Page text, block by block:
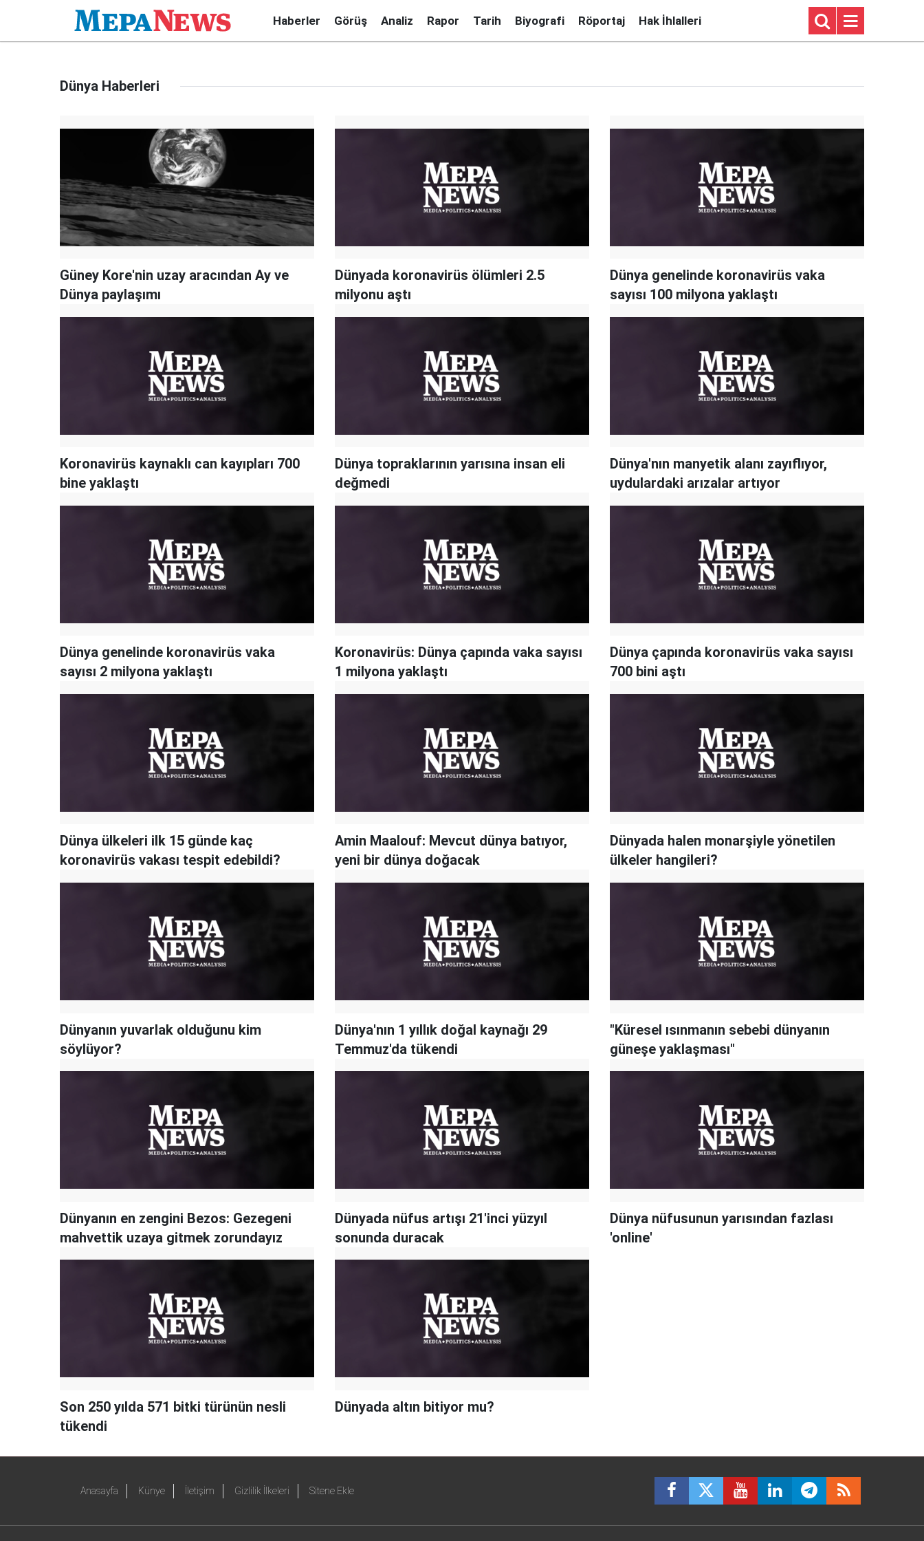
Haberler Görüş Analiz Rapor Tarih Biyografi Röportaj Hak İhlalleri
Dünya Haberleri
Güney Kore'nin uzay aracından Ay ve
Dünya paylaşımı
Dünyada koronavirüs ölümleri 2.5
milyonu aştı
Dünya genelinde koronavirüs vaka
sayısı 100 milyona yaklaştı
Koronavirüs kaynaklı can kayıpları 700
bine yaklaştı
Dünya topraklarının yarısına insan eli
değmedi
Dünya'nın manyetik alanı zayıflıyor,
uydulardaki arızalar artıyor
Dünya genelinde koronavirüs vaka
sayısı 2 milyona yaklaştı
Koronavirüs: Dünya çapında vaka sayısı
1 milyona yaklaştı
Dünya çapında koronavirüs vaka sayısı
700 bini aştı
Dünya ülkeleri ilk 15 günde kaç
koronavirüs vakası tespit edebildi?
Amin Maalouf: Mevcut dünya batıyor,
yeni bir dünya doğacak
Dünyada halen monarşiyle yönetilen
ülkeler hangileri?
Dünyanın yuvarlak olduğunu kim
söylüyor?
Dünya'nın 1 yıllık doğal kaynağı 29
Temmuz'da tükendi
"Küresel ısınmanın sebebi dünyanın
güneşe yaklaşması"
Dünyanın en zengini Bezos: Gezegeni
mahvettik uzaya gitmek zorundayız
Dünyada nüfus artışı 21'inci yüzyıl
sonunda duracak
Dünya nüfusunun yarısından fazlası
'online'
Son 250 yılda 571 bitki türünün nesli
tükendi
Dünyada altın bitiyor mu?
Anasayfa Künye İletişim Gizlilik İlkeleri Sitene Ekle